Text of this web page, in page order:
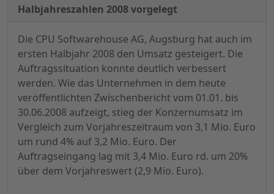
Halbjahreszahlen 2008 vorgelegt
Die CPU Softwarehouse AG, Augsburg hat auch im
ersten Halbjahr 2008 den Umsatz gesteigert. Die
Auftragssituation konnte deutlich verbessert
werden. Wie das Unternehmen in dem heute
veröffentlichten Zwischenbericht vom 01.01. bis
30.06.2008 aufzeigt, stieg der Konzernumsatz im
Vergleich zum Vorjahreszeitraum von 3,1 Mio. Euro
um rund 4% auf 3,2 Mio. Euro. Der
Auftragseingang lag mit 3,4 Mio. Euro rd. um 20%
über dem Vorjahreswert (2,9 Mio. Euro).